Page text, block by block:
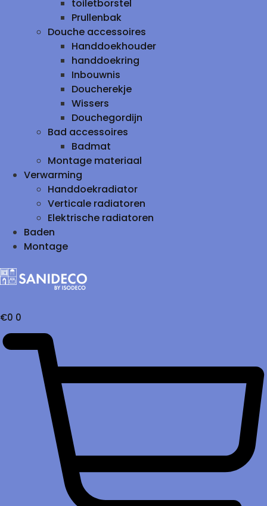
toiletborstel
Prullenbak
Douche accessoires
Handdoekhouder
handdoekring
Inbouwnis
Doucherekje
Wissers
Douchegordijn
Bad accessoires
Badmat
Montage materiaal
Verwarming
Handdoekradiator
Verticale radiatoren
Elektrische radiatoren
Baden
Montage
€0 0